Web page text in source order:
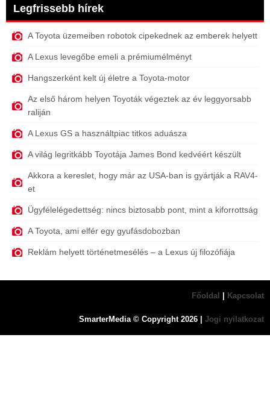
Legfrissebb hírek
A Toyota üzemeiben robotok cipekednek az emberek helyett
A Lexus levegőbe emeli a prémiumélményt
Hangszerként kelt új életre a Toyota-motor
Az első három helyen Toyoták végeztek az év leggyorsabb
raliján
A Lexus GS a használtpiac titkos aduásza
A világ legritkább Toyotája James Bond kedvéért készült
Akkora a kereslet, hogy már az USA-ban is gyártják a RAV4-
et
Ügyfélelégedettség: nincs biztosabb pont, mint a kiforrottság
A Toyota, ami elfér egy gyufásdobozban
Reklám helyett történetmesélés – a Lexus új filozófiája
Főoldal Kapcsolat
SmarterMedia © Copyright 2026 Jogi nyilatkozat